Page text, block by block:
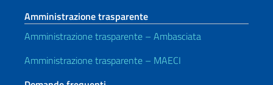
Amministrazione trasparente
Amministrazione trasparente – Ambasciata
Amministrazione trasparente – MAECI